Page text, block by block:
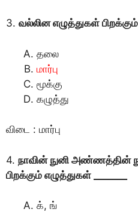
3. வல்லின எழுத்துகள் பிறக்கும்
தலை
மார்பு
மூக்கு
கழுத்து
விடை : மார்பு
4. நாவின் நுனி அண்ணத்தின்
பிறக்கும் எழுத்துகள் _______
க், ங்